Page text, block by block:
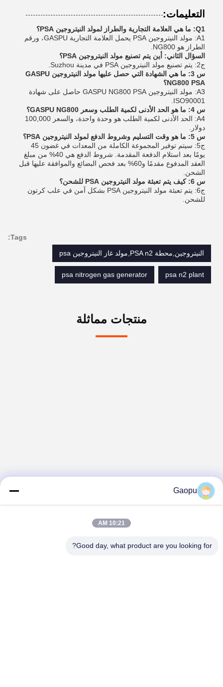
التعليمات:
Q1: ما هي العلامة التجارية والطراز لمولد النيتروجين PSA؟
A1: مولد النيتروجين PSA يحمل العلامة التجارية GASPU، ورقم
الطراز هو NG800.
السؤال الثاني: أين يتم تصنيع مولد النيتروجين PSA؟
ج2: يتم تصنيع مولد النيتروجين PSA في مدينة Suzhou.
س 3: ما هي الشهادة التي حصل عليها مولد النيتروجين GASPU
NG800 PSA؟
A3: مولد النيتروجين GASPU NG800 PSA حاصل على شهادة
ISO90001.
س 4: ما هو الحد الأدنى لكمية الطلب وسعر GASPU NG800؟
A4: الحد الأدنى لكمية الطلب هو وحدة واحدة، والسعر 100,000
دولار.
س 5: ما هو وقت التسليم وشروط الدفع لمولد النيتروجين PSA؟
ج5: سيتم توفير المجموعة الكاملة من المعدات في غضون 45
يومًا بعد استلام الدفعة المقدمة. شروط الدفع هي 40% من مبلغ
العقد المدفوع مقدمًا و60% بعد فحص البضائع والموافقة عليها قبل
الشحن.
س 6: كيف يتم تعبئة مولد النيتروجين PSA للشحن؟
ج6: يتم تعبئة مولد النيتروجين PSA بشكل آمن في علب كرتون
للشحن.
Tags:
النيتروجين,محطة PSA n2,مولد غاز النيتروجين psa
psa n2 plant
psa nitrogen gas generator
منتجات مماثلة
Gaopu
10:21 AM
Good day, what product are you looking for?